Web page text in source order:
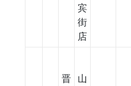
宾
街
店
晋
山